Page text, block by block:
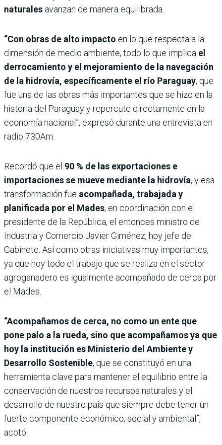
naturales avanzan de manera equilibrada.
“Con obras de alto impacto en lo que respecta a la
dimensión de medio ambiente, todo lo que implica el
derrocamiento y el mejoramiento de la navegación
de la hidrovía, específicamente el río Paraguay, que
fue una de las obras más importantes que se hizo en la
historia del Paraguay y repercute directamente en la
economía nacional”, expresó durante una entrevista en
radio 730Am.
Recordó que el 90 % de las exportaciones e
importaciones se mueve mediante la hidrovía, y esa
transformación fue acompañada, trabajada y
planificada por el Mades, en coordinación con el
presidente de la República, el entonces ministro de
Industria y Comercio Javier Giménez, hoy jefe de
Gabinete. Así como otras iniciativas muy importantes,
ya que hoy todo el trabajo que se realiza en el sector
agroganadero es igualmente acompañado de cerca por
el Mades.
“Acompañamos de cerca, no como un ente que
pone palo a la rueda, sino que acompañamos ya que
hoy la institución es Ministerio del Ambiente y
Desarrollo Sostenible, que se constituyó en una
herramienta clave para mantener el equilibrio entre la
conservación de nuestros recursos naturales y el
desarrollo de nuestro país que siempre debe tener un
fuerte componente económico, social y ambiental”,
acotó.